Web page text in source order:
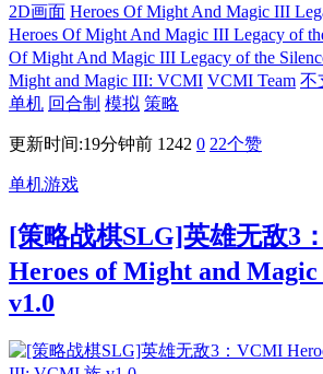
2D画面 Heroes Of Might And Magic III
Heroes Of Might And Magic III Legacy of
Of Might And Magic III Legacy of the
Might and Magic III: VCMI VCMI Team 不
单机 回合制 模拟 策略
更新时间:19分钟前 1242 0 22个赞
单机游戏
[策略战棋SLG]英雄无敌3
Heroes of Might and
v1.0